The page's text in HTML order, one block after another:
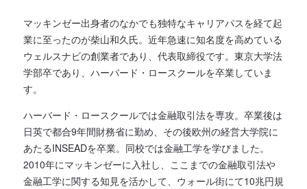
マッキンゼー出身者のなかでも独特なキャリアパスを経て起
業に至ったのが柴山和久氏。近年急速に知名度を高めている
ウェルスナビの創業者であり、代表取締役です。東京大学法
学部卒であり、ハーバード・ロースクールを卒業していま
す。
ハーバード・ロースクールでは金融取引法を専攻。卒業後は
日英で都合9年間財務省に勤め、その後欧州の経営大学院に
あたるINSEADを卒業。同校では金融工学を学びました。
2010年にマッキンゼーに入社し、ここまでの金融取引法や
金融工学に関する知見を活かして、ウォール街にて10兆円規